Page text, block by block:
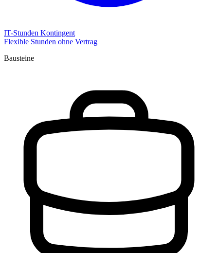
IT-Stunden Kontingent
Flexible Stunden ohne Vertrag
Bausteine